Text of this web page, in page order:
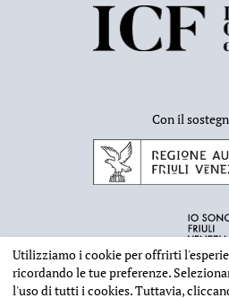
Con il
Utilizziamo i cookie per offrirti
ricordando le tue preferenze.
l'uso di tutti i cookies. Tuttavia,